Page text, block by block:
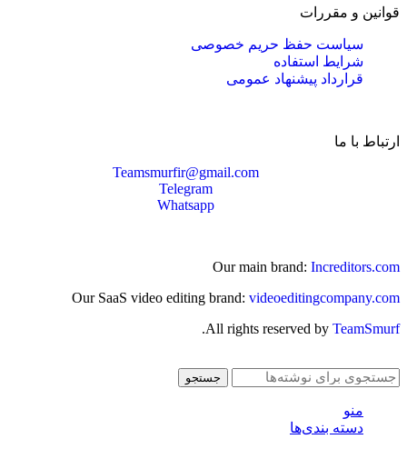
قوانین و مقررات
سیاست حفظ حریم خصوصی
شرایط استفاده
قرارداد پیشنهاد عمومی
ارتباط با ما
Teamsmurfir@gmail.com
Telegram
Whatsapp
Our main brand: Increditors.com
Our SaaS video editing brand: videoeditingcompany.com
All rights reserved by TeamSmurf
.
جستجو
منو
دسته بندی‌ها